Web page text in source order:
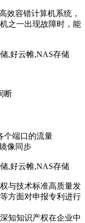
效容错计算机系统，
之一出现故障时，能
断
个端口的流量
像同步
与技术标准高质量发
方面对申报专利进行
知知识产权在企业中